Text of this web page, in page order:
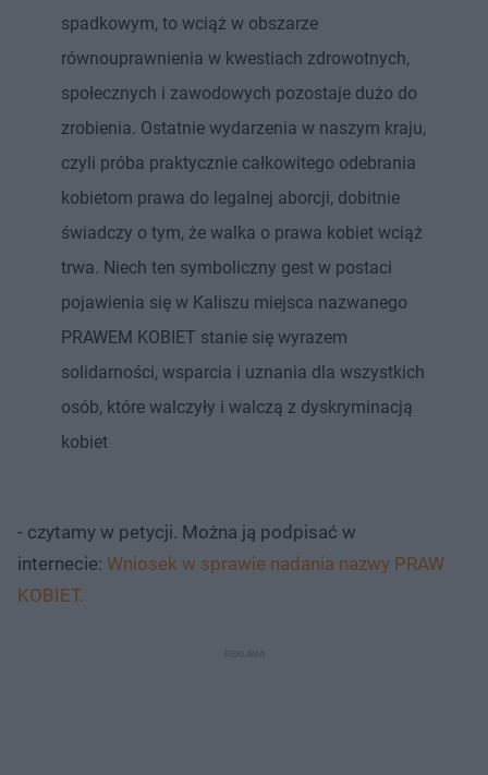
spadkowym, to wciąż w obszarze
równouprawnienia w kwestiach zdrowotnych,
społecznych i zawodowych pozostaje dużo do
zrobienia. Ostatnie wydarzenia w naszym kraju,
czyli próba praktycznie całkowitego odebrania
kobietom prawa do legalnej aborcji, dobitnie
świadczy o tym, że walka o prawa kobiet wciąż
trwa. Niech ten symboliczny gest w postaci
pojawienia się w Kaliszu miejsca nazwanego
PRAWEM KOBIET stanie się wyrazem
solidarności, wsparcia i uznania dla wszystkich
osób, które walczyły i walczą z dyskryminacją
kobiet
- czytamy w petycji. Można ją podpisać w
internecie: Wniosek w sprawie nadania nazwy PRAW
KOBIET.